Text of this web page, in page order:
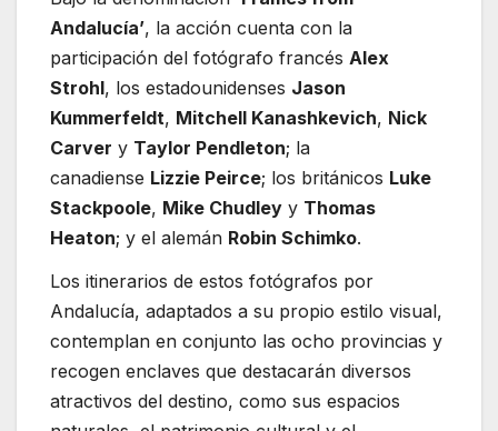
Andalucía’, la acción cuenta con la
participación del fotógrafo francés Alex
Strohl, los estadounidenses Jason
Kummerfeldt, Mitchell Kanashkevich, Nick
Carver y Taylor Pendleton; la
canadiense Lizzie Peirce; los británicos Luke
Stackpoole, Mike Chudley y Thomas
Heaton; y el alemán Robin Schimko.
Los itinerarios de estos fotógrafos por
Andalucía, adaptados a su propio estilo visual,
contemplan en conjunto las ocho provincias y
recogen enclaves que destacarán diversos
atractivos del destino, como sus espacios